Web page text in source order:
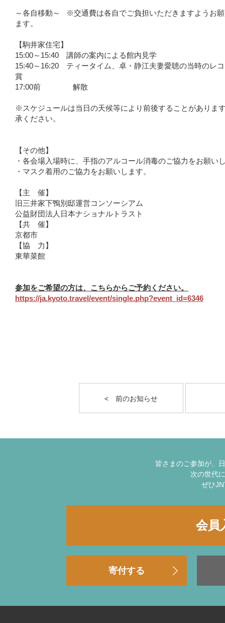
～各自移動～ ※交通費は各自でご負担いただきますようお
ます。
【駒井家住宅】
15:00～15:40 講師の案内による館内見学
15:40～16:20 ティータイム、卓・静江夫妻愛聴の当時のレ
賞
17:00前 解散
※スケジュールは当日の天候等により前後することがありま
承ください。
【その他】
・各会場入場時に、手指のアルコール消毒のご協力をお願い
・マスク着用のご協力をお願いします。
【主 催】
旧三井家下鴨別邸運営コンソーシアム
公益財団法人日本ナショナルトラスト
【共 催】
京都市
【協 力】
東華菜館
参加をご希望の方は、こちらからご予約ください。
https://ja.kyoto.travel/event/single.php?event_id=6346
< 前のお知らせ
皆さまのご参加が、
次の世代
ぜひ
会員
寄付する